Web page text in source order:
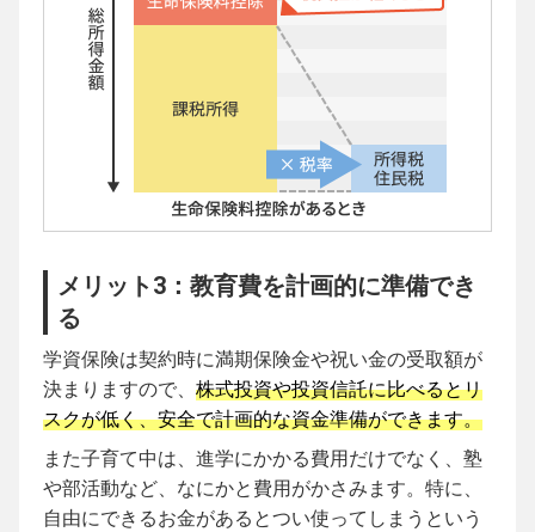
メリット3：教育費を計画的に準備でき
る
学資保険は契約時に満期保険金や祝い金の受取額が
決まりますので、 株式投資や投資信託に比べるとリ
スクが低く、安全で計画的な資金準備ができます。
また子育て中は、進学にかかる費用だけでなく、塾
や部活動など、なにかと費用がかさみます。特に、
自由にできるお金があるとつい使ってしまうという